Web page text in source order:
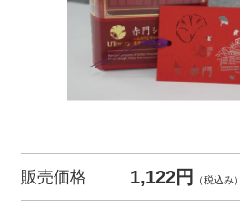
販売価格 1,122円 （税込み）